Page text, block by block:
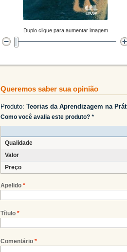
Duplo clique para aumentar imagem
Queremos saber sua opinião
Produto: Teorias da Aprendizagem na
Como você avalia este produto? *
Qualidade
Valor
Preço
*
Apelido
*
Título
*
Comentário